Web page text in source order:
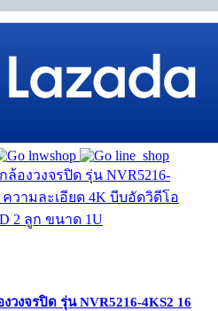
วงจรปิด รุ่น NVR5216-4KS2 16